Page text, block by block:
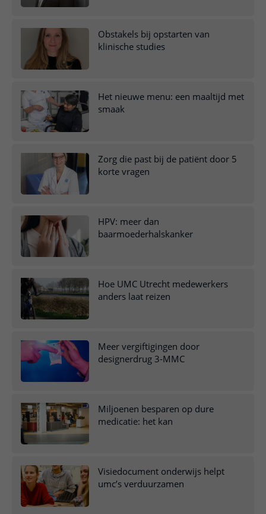
Obstakels bij opstarten van
klinische studies
Het nieuwe menu: een maaltijd met
smaak
Zorg die past bij de patiënt door 5
korte vragen
HPV: meer dan
baarmoederhalskanker
Hoe UMC Utrecht medewerkers
anders laat reizen
Meer vergiftigingen door
designerdrug 3-MMC
Miljoenen besparen op dure
medicatie: het kan
Visiedocument onderwijs helpt
umc’s verduurzamen